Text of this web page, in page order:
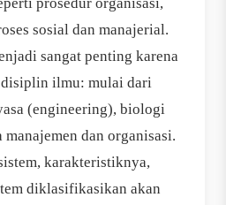
sosial dan manajerial.
sangat penting karena
ilmu: mulai dari
(engineering), biologi
dan organisasi.
karakteristiknya,
diklasifikasikan akan